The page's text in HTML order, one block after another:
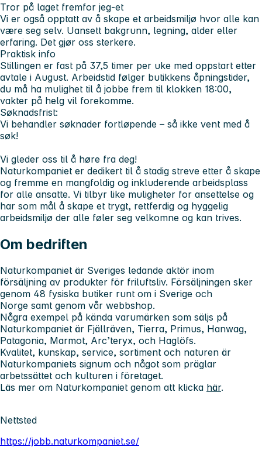
Tror på laget fremfor jeg-et
Vi er også opptatt av å skape et arbeidsmiljø hvor alle kan
være seg selv. Uansett bakgrunn, legning, alder eller
erfaring. Det gjør oss sterkere.
Praktisk info
Stillingen er fast på 37,5 timer per uke med oppstart etter
avtale i August. Arbeidstid følger butikkens åpningstider,
du må ha mulighet til å jobbe frem til klokken 18:00,
vakter på helg vil forekomme.
Søknadsfrist:
Vi behandler søknader fortløpende – så ikke vent med å
søk!
Vi gleder oss til å høre fra deg!
Naturkompaniet er dedikert til å stadig streve etter å skape
og fremme en mangfoldig og inkluderende arbeidsplass
for alle ansatte. Vi tilbyr like muligheter for ansettelse og
har som mål å skape et trygt, rettferdig og hyggelig
arbeidsmiljø der alle føler seg velkomne og kan trives.
Om bedriften
Naturkompaniet är Sveriges ledande aktör inom
försäljning av produkter för friluftsliv. Försäljningen sker
genom 48 fysiska butiker runt om i Sverige och
Norge samt genom vår webbshop.
Några exempel på kända varumärken som säljs på
Naturkompaniet är Fjällräven, Tierra, Primus, Hanwag,
Patagonia, Marmot, Arc’teryx, och Haglöfs.
Kvalitet, kunskap, service, sortiment och naturen är
Naturkompaniets signum och något som präglar
arbetssättet och kulturen i företaget.
Läs mer om Naturkompaniet genom att klicka här.
Nettsted
https://jobb.naturkompaniet.se/